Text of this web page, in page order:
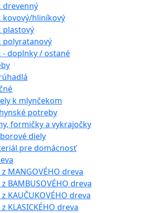
drevenný
kovový/hliníkový
plastový
polyratanový
- doplnky / ostané
k mlynčekom
potreby
formičky a vykrajočky
diely
pre domácnosť
MANGOVÉHO dreva
BAMBUSOVÉHO dreva
KAUČUKOVÉHO dreva
KLASICKÉHO dreva